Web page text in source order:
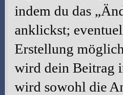
indem du das
anklickst;
Erstellung
wird dein Beitrag
wird sowohl die